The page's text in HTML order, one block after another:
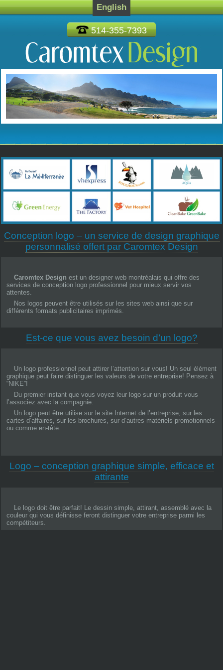
English
514-355-7393
Conception logo – un service de design graphique
personnalisé offert par Caromtex Design
Caromtex Design est un designer web montréalais qui offre des
services de conception logo professionnel pour mieux servir vos
attentes.
Nos logos peuvent être utilisés sur les sites web ainsi que sur
différents formats publicitaires imprimés.
Est-ce que vous avez besoin d’un logo?
Un logo professionnel peut attirer l’attention sur vous! Un seul élément
graphique peut faire distinguer les valeurs de votre entreprise! Pensez à
“NIKE”!
Du premier instant que vous voyez leur logo sur un produit vous
l’associez avec la compagnie.
Un logo peut être utilise sur le site Internet de l’entreprise, sur les
cartes d’affaires, sur les brochures, sur d’autres matériels promotionnels
ou comme en-tête.
Logo – conception graphique simple, efficace et
attirante
Le logo doit être parfait! Le dessin simple, attirant, assemblé avec la
couleur qui vous définisse feront distinguer votre entreprise parmi les
compétiteurs.